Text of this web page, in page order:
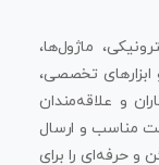
ماژول‌ها،
تخصصی،
و علاقه‌مندان
مناسب و ارسال
حرفه‌ای را برای